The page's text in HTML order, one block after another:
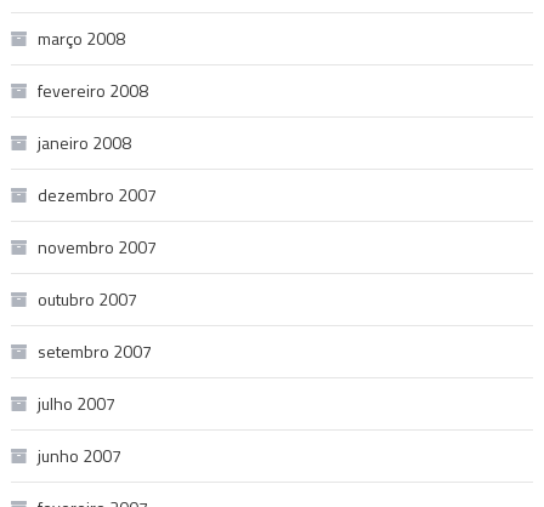
março 2008
fevereiro 2008
janeiro 2008
dezembro 2007
novembro 2007
outubro 2007
setembro 2007
julho 2007
junho 2007